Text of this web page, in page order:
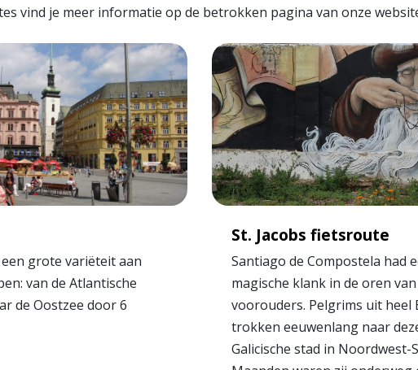
vind je meer informatie op de betrokken pagina van onze
grote variëteit aan
van de Atlantische
de Oostzee door 6
St. Jacobs fietsroute
Santiago de Compostela had
magische klank in de oren
voorouders. Pelgrims uit heel
trokken eeuwenlang naar
Galicische stad in Noordwest-